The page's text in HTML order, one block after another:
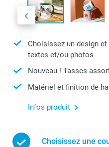
Choisissez un design
textes et/ou photos
Nouveau ! Tasses
Matériel et finition de
Infos produit
Choisissez une